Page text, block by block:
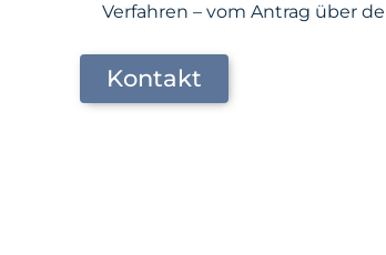
Verfahren – vom Antrag über
Kontakt